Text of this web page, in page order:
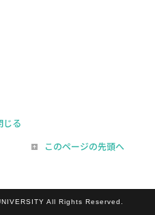
じる
このページの先頭へ
All Rights Reserved.